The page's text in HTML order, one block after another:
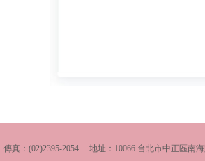
傳真：(02)2395-2054 地址：10066 台北市中正區南